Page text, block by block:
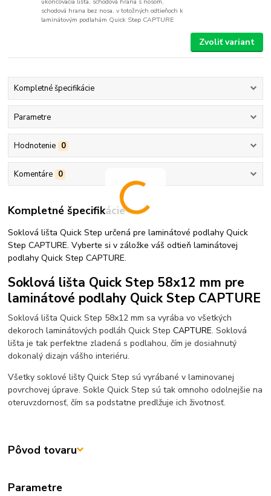
schodová hrana bez nosa, v totožných odtieňoch k
laminátovým podlahám Quick Step CAPTURE
Zvoliť variant
Kompletné špecifikácie
Parametre
Hodnotenie 0
Komentáre 0
Kompletné špecifikácie
Soklová lišta Quick Step určená pre laminátové podlahy Quick
Step CAPTURE. Vyberte si v záložke váš odtieň laminátovej
podlahy Quick Step CAPTURE.
Soklová lišta Quick Step 58x12 mm pre
laminátové podlahy Quick Step CAPTURE
Soklová lišta Quick Step 58x12 mm sa vyrába vo všetkých
dekoroch laminátových podláh Quick StepCAPTURE. Soklová
lišta je tak perfektne zladená s podlahou, čím je dosiahnutý
dokonalý dizajn vášho interiéru.
Všetky soklové lišty Quick Step sú vyrábané v laminovanej
povrchovej úprave. Sokle Quick Step sú tak omnoho odolnejšie na
oteruvzdornosť, čím sa podstatne predlžuje ich životnosť.
Pôvod tovaru
Parametre